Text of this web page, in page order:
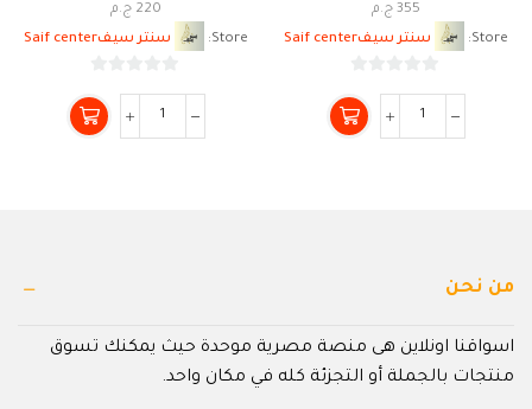
355 ج.م
Store:
سنتر سيفSaif center
من
5
220 ج.م
Store:
سنتر سيفSaif center
من
5
من نحن
اسواقنا اونلاين هى منصة مصرية موحدة حيث يمكنك تسوق
منتجات بالجملة أو التجزئة كله في مكان واحد.